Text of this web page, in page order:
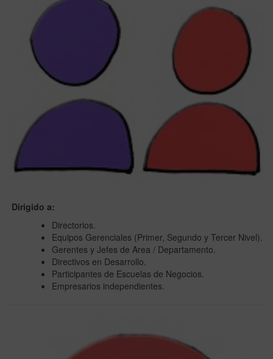
Dirigido a:
Directorios.
Equipos Gerenciales (Primer, Segundo y Tercer Nivel).
Gerentes y Jefes de Area / Departamento.
Directivos en Desarrollo.
Participantes de Escuelas de Negocios.
Empresarios independientes.